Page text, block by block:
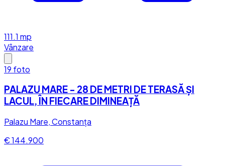
111.1 mp
Vânzare
19 foto
PALAZU MARE - 28 DE METRI DE TERASĂ ȘI
LACUL, ÎN FIECARE DIMINEAȚĂ
Palazu Mare, Constanța
€ 144.900